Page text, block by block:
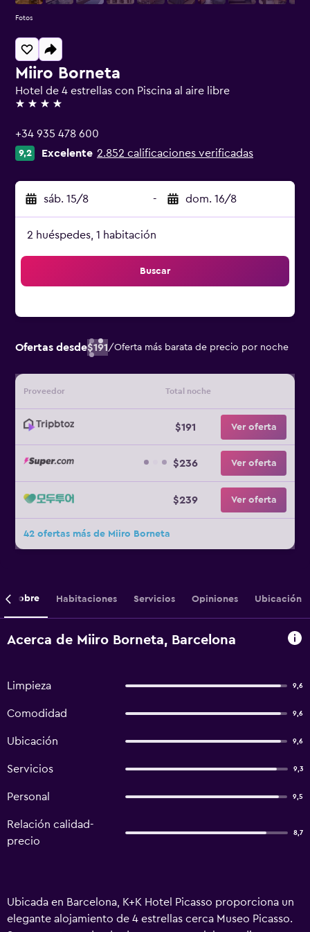
Miiro Borneta
Hotel de 4 estrellas con Piscina al aire libre
4 estrellas
+34 935 478 600
9,2 Excelente 2.852 calificaciones verificadas
sáb. 15/8 - dom. 16/8
2 huéspedes, 1 habitación
Buscar
Ofertas desde$191/Oferta más barata de precio por noche
Proveedor Total noche
$191 Ver oferta
$236 Ver oferta
$239 Ver oferta
42 ofertas más de Miiro Borneta
Fotos
Sobre Habitaciones Servicios Opiniones Ubicación
Acerca de Miiro Borneta, Barcelona
Limpieza 9,6
Comodidad 9,6
Ubicación 9,6
Servicios 9,3
Personal 9,5
Relación calidad-
precio
8,7
Ubicada en Barcelona, K+K Hotel Picasso proporciona un
elegante alojamiento de 4 estrellas cerca Museo Picasso.